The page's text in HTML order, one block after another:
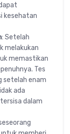
kesehatan
: Setelah
melakukan
memastikan
Tes
setelah enam
ada
dalam